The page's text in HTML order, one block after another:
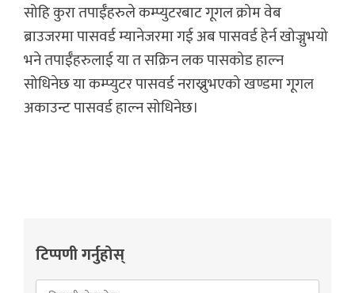
सोहि कुरा तपाईँहरुले कम्प्युटरबाट गूगल क्रोम वेब
ब्राउजरमा पासवर्ड म्यानेजरमा गई अब पासवर्ड हेर्न खोज्नुभयो
भने तपाईँहरुलाई या त सक्रिन लक पासकोड हाल्न
सोधिनेछ या कम्प्युटर पासवर्ड नराख्नुभएको खण्डमा गूगल
अकाउन्ट पासवर्ड हाल्न सोधिनेछ।
टिप्पणी गर्नुहोस्